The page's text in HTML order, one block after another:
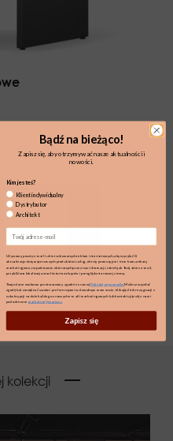
kolekcji
Bądź na bieżąco!
Zapisz się, aby otrzymywać nasze aktualności i
nowości.
Kim jesteś?
Klient indywidualny
Dystrybutor
Architekt
Email
Używamy poczty e-mail i ukierunkowanych reklam internetowych, aby wysyłać Ci
aktualizacje dotyczące naszych produktów i usług, oferty promocyjne i inne komunikaty
marketingowe, na podstawie zbieranych przez nas informacji, takich jak Twój adres e-mail,
przybliżona lokalizacja oraz historia zakupów i przeglądania naszej strony.
Twoje dane osobowe przetwarzamy zgodnie z nasząPolityką prywatności.Możesz wycofać
zgodę lub zarządzać swoimi preferencjami w dowolnym momencie, klikając link rezygnacji z
subskrypcji na dole każdego z naszych e-maili marketingowych lub kontaktując się z nami
pod adresem marketing@maro.eu
Zapisz się